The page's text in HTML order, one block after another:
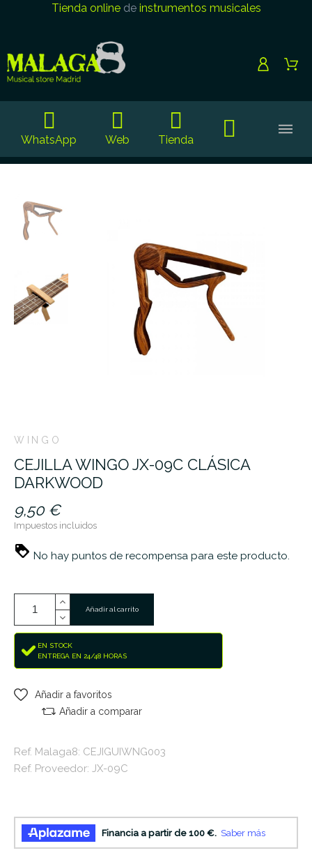
Tienda onlinede instrumentos musicales
WhatsApp Web Tienda
WINGO
CEJILLA WINGO JX-09C CLÁSICA
DARKWOOD
9,50 €
Impuestos incluidos
No hay puntos de recompensa para este producto.
Añadir al carrito
EN STOCK
ENTREGA EN 24/48 HORAS
Añadir a favoritos
Añadir a comparar
Ref. Malaga8: CEJIGUIWNG003
Ref. Proveedor: JX-09C